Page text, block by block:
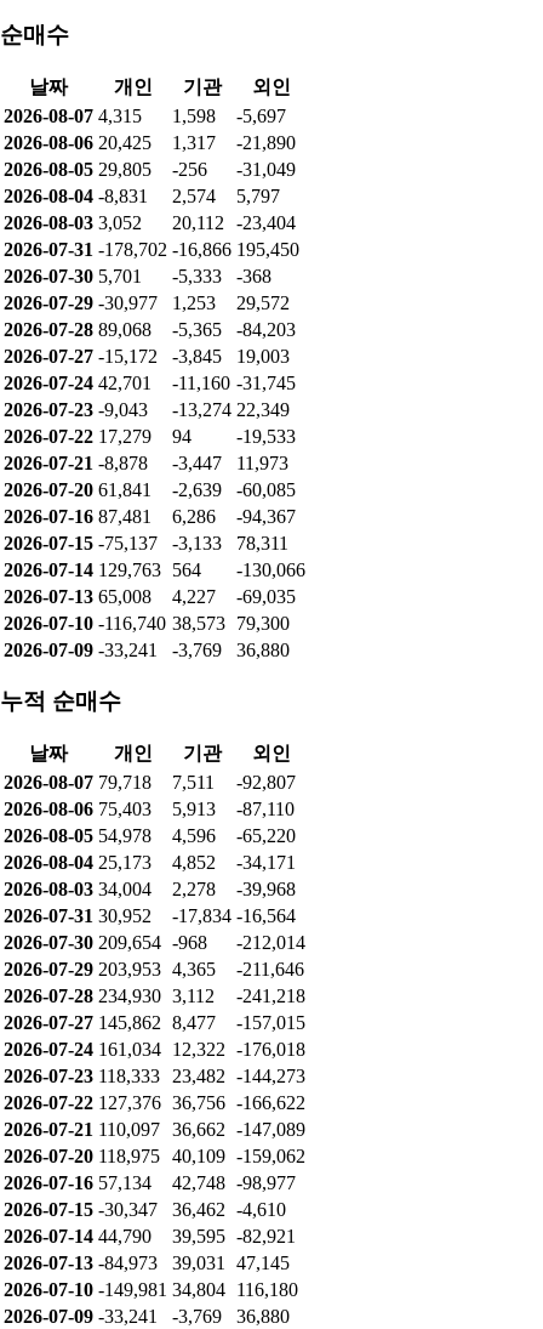
순매수
날짜 개인 기관
외인
2026-08-07 4,315 1,598
-5,697
2026-08-06 20,425 1,317
-21,890
2026-08-05 29,805 -256
-31,049
2026-08-04 -8,831 2,574
5,797
2026-08-03 3,052 20,112
-23,404
2026-07-31 -178,702 -16,866 195,450
2026-07-30 5,701 -5,333
-368
2026-07-29 -30,977 1,253
29,572
2026-07-28 89,068 -5,365
-84,203
2026-07-27 -15,172 -3,845
19,003
2026-07-24 42,701 -11,160 -31,745
2026-07-23 -9,043 -13,274 22,349
2026-07-22 17,279 94
-19,533
2026-07-21 -8,878 -3,447
11,973
2026-07-20 61,841 -2,639
-60,085
2026-07-16 87,481 6,286
-94,367
2026-07-15 -75,137 -3,133
78,311
2026-07-14 129,763 564
-130,066
2026-07-13 65,008 4,227
-69,035
2026-07-10 -116,740 38,573 79,300
2026-07-09 -33,241 -3,769 36,880
누적 순매수
날짜 개인 기관
외인
2026-08-07 79,718 7,511
-92,807
2026-08-06 75,403 5,913
-87,110
2026-08-05 54,978 4,596
-65,220
2026-08-04 25,173 4,852
-34,171
2026-08-03 34,004 2,278
-39,968
2026-07-31 30,952 -17,834 -16,564
2026-07-30 209,654 -968
-212,014
2026-07-29 203,953 4,365
-211,646
2026-07-28 234,930 3,112
-241,218
2026-07-27 145,862 8,477
-157,015
2026-07-24 161,034 12,322 -176,018
2026-07-23 118,333 23,482 -144,273
2026-07-22 127,376 36,756 -166,622
2026-07-21 110,097 36,662 -147,089
2026-07-20 118,975 40,109 -159,062
2026-07-16 57,134 42,748 -98,977
2026-07-15 -30,347 36,462 -4,610
2026-07-14 44,790 39,595 -82,921
2026-07-13 -84,973 39,031
47,145
2026-07-10 -149,981 34,804 116,180
2026-07-09 -33,241 -3,769 36,880